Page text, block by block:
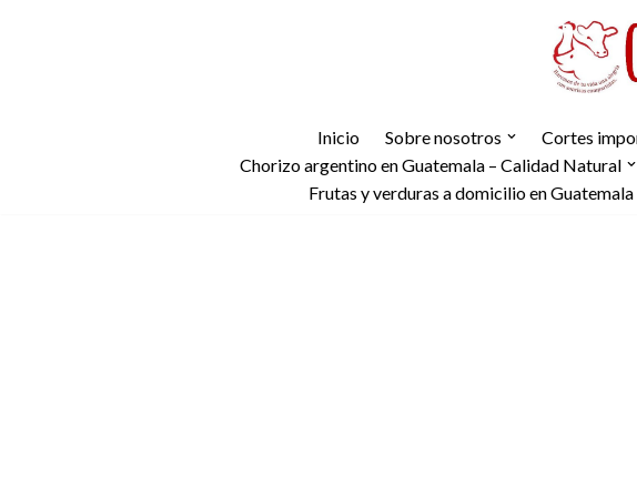
Inicio Sobre nosotros Cortes
Chorizo argentino en Guatemala – Calidad Natural
Frutas y verduras a domicilio en Guatemala